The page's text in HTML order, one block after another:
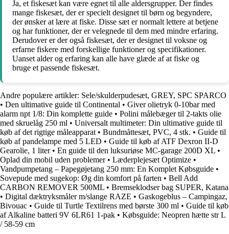
Ja, et fiskesæt kan være egnet til alle aldersgrupper. Der findes
mange fiskesæt, der er specielt designet til børn og begyndere,
der ønsker at lære at fiske. Disse sæt er normalt lettere at betjene
og har funktioner, der er velegnede til dem med mindre erfaring.
Derudover er der også fiskesæt, der er designet til voksne og
erfarne fiskere med forskellige funktioner og specifikationer.
Uanset alder og erfaring kan alle have glæde af at fiske og
bruge et passende fiskesæt.
Andre populære artikler: Sele/skulderpudesæt, GREY, SPC SPARCO
• Den ultimative guide til Continental • Giver olietryk 0-10bar med
alarm npt 1/8: Din komplette guide • Polini målebæger til 2-takts olie
med skruelåg 250 ml • Universalt multimeter: Din ultimative guide til
køb af det rigtige måleapparat • Bundmåttesæt, PVC, 4 stk. • Guide til
køb af pandelampe med 5 LED • Guide til køb af ATF Dexron II-D
Gearolie, 1 liter• En guide til den luksuriøse MC-garage 200D XL •
Oplad din mobil uden problemer• Læderplejesæt Optimize •
Vandpumpetang – Papegøjetang 250 mm: En Komplet Købsguide •
Sovepude med sugekop: Øg din komfort på farten • Bell Add
CARBON REMOVER 500ML • Bremseklodser bag SUPER, Katana
• Digital dæktryksmåler m/slange RAZE • Gaskogeblus – Campingaz,
Bivouac • Guide til Turtle Textilrens med børste 300 ml • Guide til køb
af Alkaline batteri 9V 6LR61 1-pak • Købsguide: Neopren hætte str L
/ 58-59 cm